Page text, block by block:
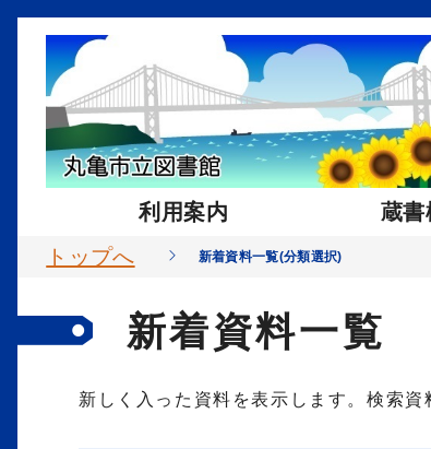
利用案内 蔵書
トップへ
新着資料一覧(分類選択)
新着資料一覧
新しく入った資料を表示します。検索資